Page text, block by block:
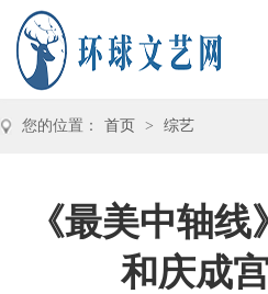
您的位置： 首页 > 综艺
《最美中轴
和庆成